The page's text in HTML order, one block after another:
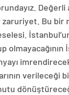
Değerli
Bu bir
olmayacağının
verileceği